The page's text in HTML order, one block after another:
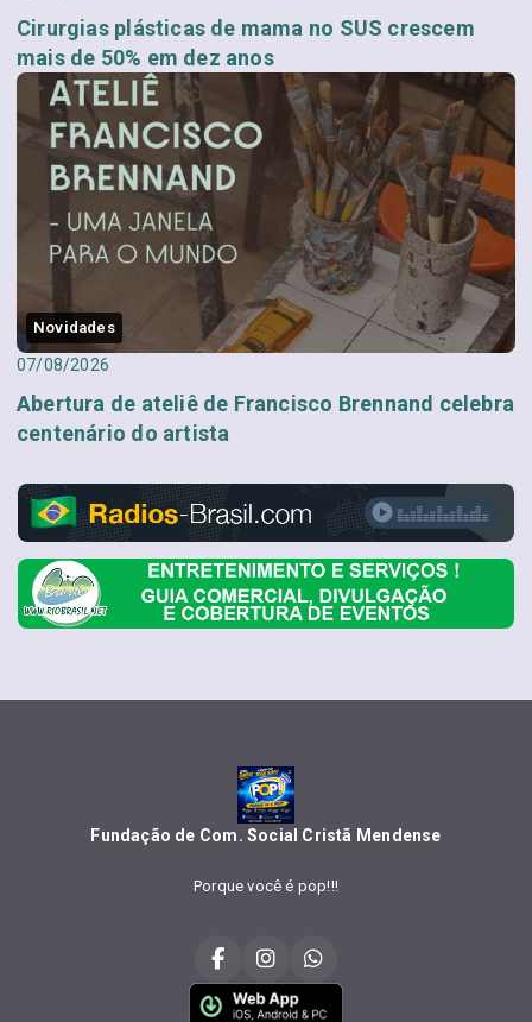
Cirurgias plásticas de mama no SUS crescem
mais de 50% em dez anos
Novidades
07/08/2026
Abertura de ateliê de Francisco Brennand celebra
centenário do artista
Fundação de Com. Social Cristã Mendense
Porque você é pop!!!